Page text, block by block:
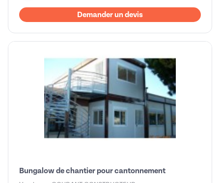
Demander un devis
Bungalow de chantier pour cantonnement